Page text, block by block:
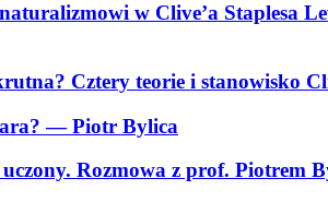
w Clive’a Staplesa
Cztery teorie i stanowisko
— Piotr Bylica
Rozmowa z prof. Piotrem